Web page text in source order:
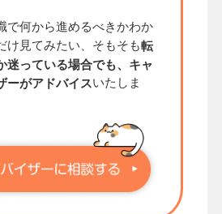
で何から進めるべきかわか
け見てみたい、そもそも転
迷っている場合でも、キャ
ーがアドバイスいたしま